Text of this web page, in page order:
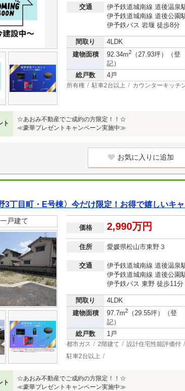
交通
伊予鉄道城南線 道後温泉
伊予鉄道城南線 道後公園
伊予鉄バス 岩堰 徒歩8分
間取り
4LDK
建物面積
92.34m2
（27.93坪）（登
記）
総戸数
4戸
所有権 駐車2台以上 カウンターキッチ
ト
☆あおみ不動産でご成約の方限定！！☆
≪豪華プレゼントキャンペーン実施中≫
お気に入りに追加
3丁目町・E号棟〉今だけ限定！お得で嬉しいキ
戸建て
価格 2,990万円
住所 愛媛県松山市東野３
交通
伊予鉄道城南線 道後温泉
伊予鉄道城南線 道後公園
伊予鉄バス 東野 徒歩11分
間取り
4LDK
建物面積
97.7m2
（29.55坪）（登
記）
総戸数
1戸
都市ガス 2階建て 設計住宅性能評価付
駐車2台以上
ト
☆あおみ不動産でご成約の方限定！！☆
≪豪華プレゼントキャンペーン実施中≫